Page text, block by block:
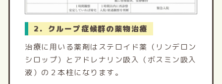
2．クループ症候群の薬物治療
治療に用いる薬剤はステロイド薬（リンデロン
シロップ）とアドレナリン吸入（ボスミン吸入
液）の２本柱になります。